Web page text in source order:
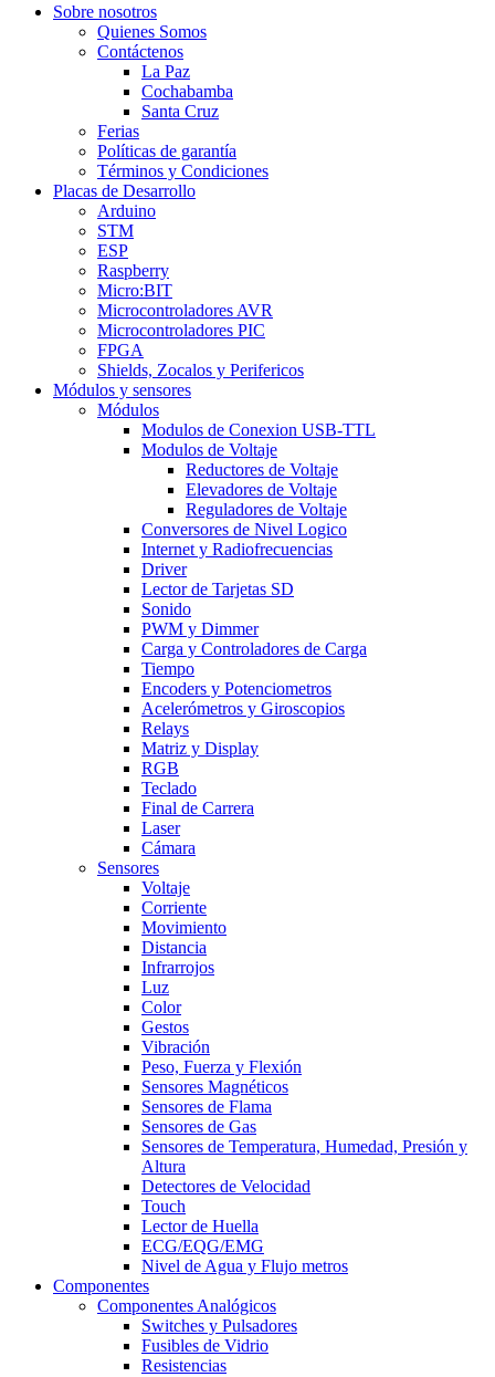
Sobre nosotros
Quienes Somos
Contáctenos
La Paz
Cochabamba
Santa Cruz
Ferias
Políticas de garantía
Términos y Condiciones
Placas de Desarrollo
Arduino
STM
ESP
Raspberry
Micro:BIT
Microcontroladores AVR
Microcontroladores PIC
FPGA
Shields, Zocalos y Perifericos
Módulos y sensores
Módulos
Modulos de Conexion USB-TTL
Modulos de Voltaje
Reductores de Voltaje
Elevadores de Voltaje
Reguladores de Voltaje
Conversores de Nivel Logico
Internet y Radiofrecuencias
Driver
Lector de Tarjetas SD
Sonido
PWM y Dimmer
Carga y Controladores de Carga
Tiempo
Encoders y Potenciometros
Acelerómetros y Giroscopios
Relays
Matriz y Display
RGB
Teclado
Final de Carrera
Laser
Cámara
Sensores
Voltaje
Corriente
Movimiento
Distancia
Infrarrojos
Luz
Color
Gestos
Vibración
Peso, Fuerza y Flexión
Sensores Magnéticos
Sensores de Flama
Sensores de Gas
Sensores de Temperatura, Humedad, Presión y
Altura
Detectores de Velocidad
Touch
Lector de Huella
ECG/EQG/EMG
Nivel de Agua y Flujo metros
Componentes
Componentes Analógicos
Switches y Pulsadores
Fusibles de Vidrio
Resistencias